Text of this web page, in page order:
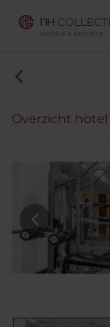
Overzicht hotel